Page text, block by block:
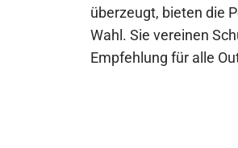
überzeugt, bieten die
Wahl. Sie vereinen
Empfehlung für alle